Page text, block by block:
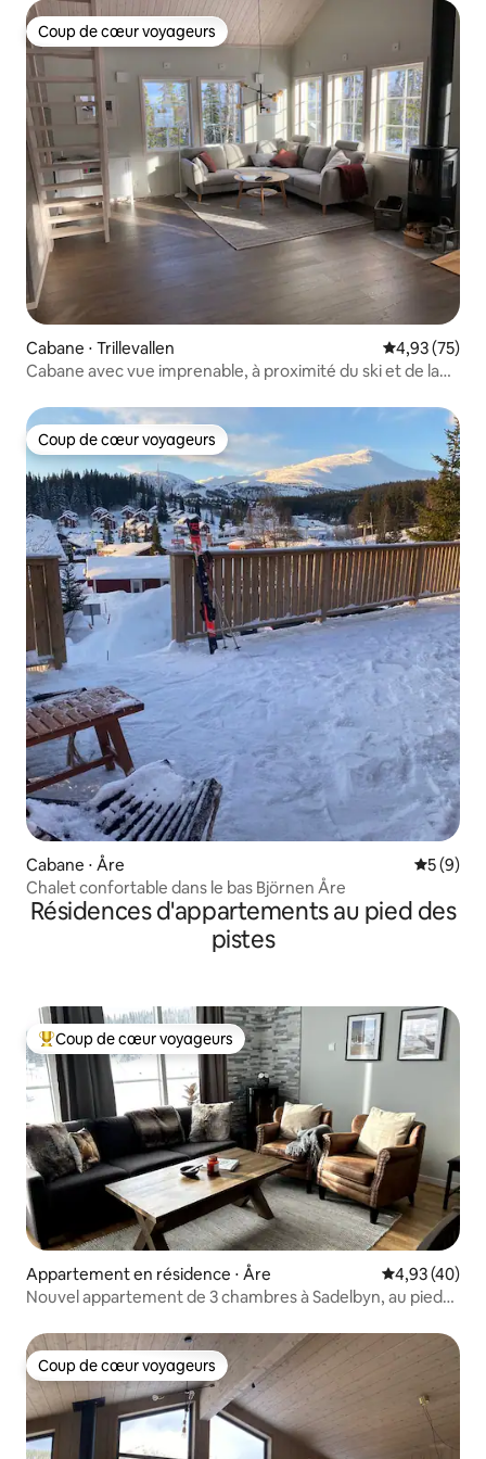
Coup de cœur voyageurs
Coup de cœur voyageurs
Cabane ⋅ Trillevallen Évaluation
4,93 (75)
Cabane avec vue imprenable, à proximité du ski et de la
Coup de cœur voyageurs
Coup de cœur voyageurs
Cabane ⋅ Åre
5 (9)
Chalet confortable dans le bas Björnen Åre
Résidences d'appartements au pied des
pistes
Coups de cœur voyageurs les plus appréciés
Coup de cœur voyageurs
Appartement en résidence ⋅ Åre Évaluation
4,93 (40)
Nouvel appartement de 3 chambres à Sadelbyn, au pied
Coup de cœur voyageurs
Coup de cœur voyageurs